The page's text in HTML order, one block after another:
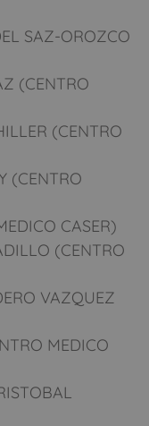
SAZ-OROZCO
(CENTRO
(CENTRO
(CENTRO
CASER)
(CENTRO
VAZQUEZ
MEDICO